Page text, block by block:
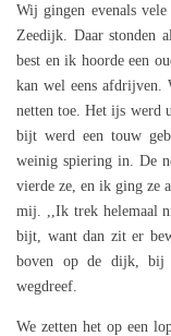
Wij gingen evenals
Zeedijk. Daar stonden
best en ik hoorde een
kan wel eens afdrijven.
netten toe. Het ijs werd
bijt werd een touw
weinig spiering in. De
vierde ze, en ik ging ze
mij. ,,Ik trek helemaal
bijt, want dan zit er
boven op de dijk, bij
wegdreef.
We zetten het op een